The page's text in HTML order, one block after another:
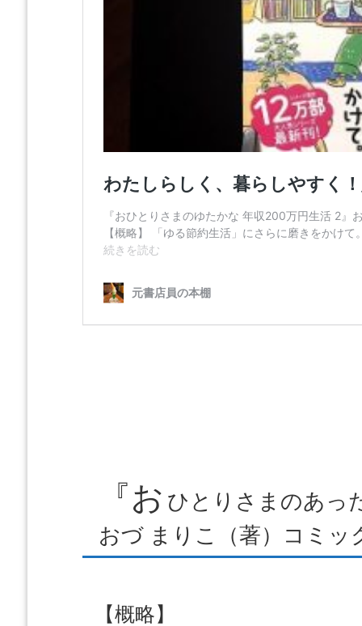
『お ひとりさまのあっ
おづ まりこ（著）コミッ
【概略】